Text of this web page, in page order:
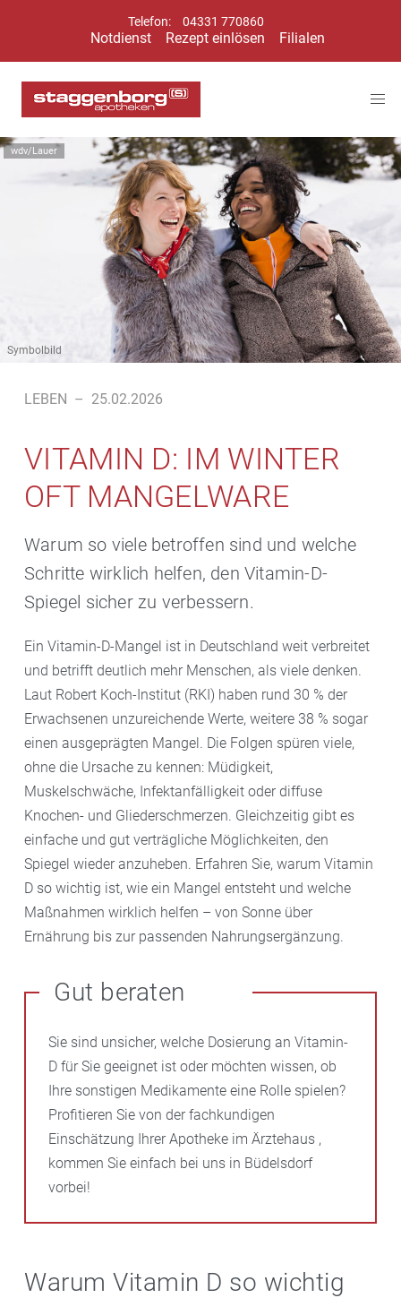
Telefon: 04331 770860
Notdienst Rezept einlösen Filialen
wdv/Lauer
Symbolbild
LEBEN – 25.02.2026
VITAMIN D: IM WINTER
OFT MANGELWARE
Warum so viele betroffen sind und welche
Schritte wirklich helfen, den Vitamin-D-
Spiegel sicher zu verbessern.
Ein Vitamin-D-Mangel ist in Deutschland weit verbreitet
und betrifft deutlich mehr Menschen, als viele denken.
Laut Robert Koch-Institut (RKI) haben rund 30 % der
Erwachsenen unzureichende Werte, weitere 38 % sogar
einen ausgeprägten Mangel. Die Folgen spüren viele,
ohne die Ursache zu kennen: Müdigkeit,
Muskelschwäche, Infektanfälligkeit oder diffuse
Knochen- und Gliederschmerzen. Gleichzeitig gibt es
einfache und gut verträgliche Möglichkeiten, den
Spiegel wieder anzuheben. Erfahren Sie, warum Vitamin
D so wichtig ist, wie ein Mangel entsteht und welche
Maßnahmen wirklich helfen – von Sonne über
Ernährung bis zur passenden Nahrungsergänzung.
Gut beraten
Sie sind unsicher, welche Dosierung an Vitamin-
D für Sie geeignet ist oder möchten wissen, ob
Ihre sonstigen Medikamente eine Rolle spielen?
Profitieren Sie von der fachkundigen
Einschätzung Ihrer Apotheke im Ärztehaus ,
kommen Sie einfach bei uns in Büdelsdorf
vorbei!
Warum Vitamin D so wichtig